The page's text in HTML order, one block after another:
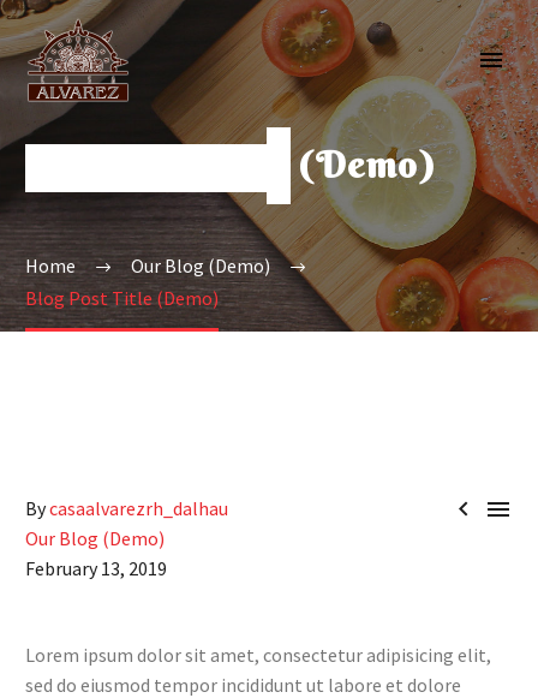
Blog Post Title (Demo)
Home
Our Blog (Demo)
Blog Post Title (Demo)
 
Bycasaalvarezrh_dalhau
Our Blog (Demo)
February 13, 2019
Lorem ipsum dolor sit amet, consectetur adipisicing elit,
sed do eiusmod tempor incididunt ut labore et dolore